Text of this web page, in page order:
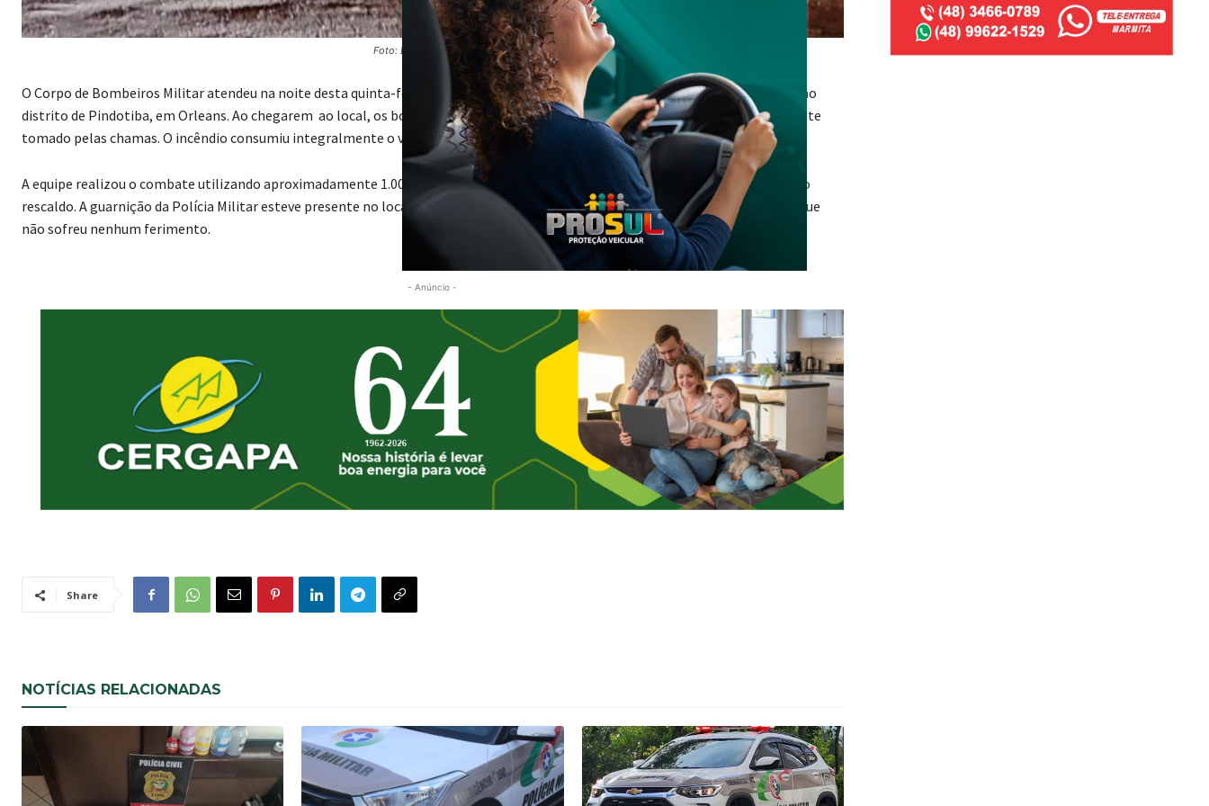
Foto: Divulgação/CBMSC
O Corpo de Bombeiros Militar atendeu na noite desta quinta-feira (9), por volta das 21h, uma ocorrência de incêndio em veículo no
distrito de Pindotiba, em Orleans. Ao chegarem ao local, os bombeiros encontraram o automóvel Jeep Cherokee completamente
tomado pelas chamas. O incêndio consumiu integralmente o veículo.
A equipe realizou o combate utilizando aproximadamente 1.000 litros de água, até a completa extinção do fogo e a realização do
rescaldo. A guarnição da Polícia Militar esteve presente no local. O veículo permaneceu sob a responsabilidade do proprietário, que
não sofreu nenhum ferimento.
- Anúncio -
Share
NOTÍCIAS RELACIONADAS